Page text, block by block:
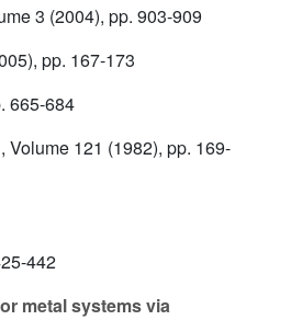
3 (2004), pp. 903-909
pp. 167-173
665-684
, Volume 121 (1982), pp. 169-
442
metal systems via